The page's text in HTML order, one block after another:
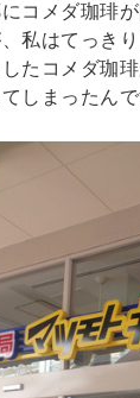
コメダ珈琲
私はてっき
たコメダ珈
しまったんで